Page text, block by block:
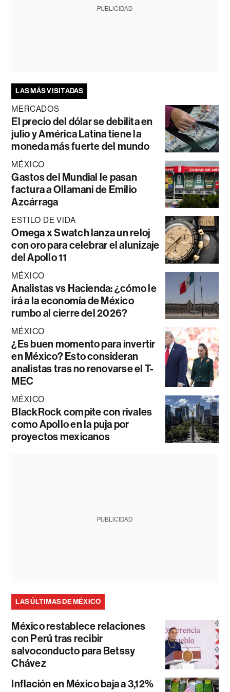
PUBLICIDAD
LAS MÁS VISITADAS
MERCADOS
El precio del dólar se debilita en
julio y América Latina tiene la
moneda más fuerte del mundo
MÉXICO
Gastos del Mundial le pasan
factura a Ollamani de Emilio
Azcárraga
ESTILO DE VIDA
Omega x Swatch lanza un reloj
con oro para celebrar el alunizaje
del Apollo 11
MÉXICO
Analistas vs Hacienda: ¿cómo le
irá a la economía de México
rumbo al cierre del 2026?
MÉXICO
¿Es buen momento para invertir
en México? Esto consideran
analistas tras no renovarse el T-
MEC
MÉXICO
BlackRock compite con rivales
como Apollo en la puja por
proyectos mexicanos
PUBLICIDAD
LAS ÚLTIMAS DE MÉXICO
México restablece relaciones
con Perú tras recibir
salvoconducto para Betssy
Chávez
Inflación en México baja a 3,12%